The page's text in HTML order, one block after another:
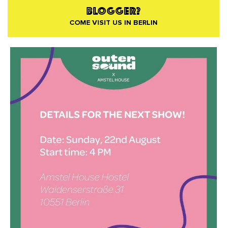
BLOGGER?
COME VISIT US IN BERLIN